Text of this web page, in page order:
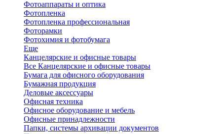
Фотоаппараты и оптика
Фотопленка
Фотопленка профессиональная
Фоторамки
Фотохимия и фотобумага
Еще
Канцелярские и офисные товары
Все Канцелярские и офисные товары
Бумага для офисного оборудования
Бумажная продукция
Деловые аксессуары
Офисная техника
Офисное оборудование и мебель
Офисные принадлежности
Папки, системы архивации документов